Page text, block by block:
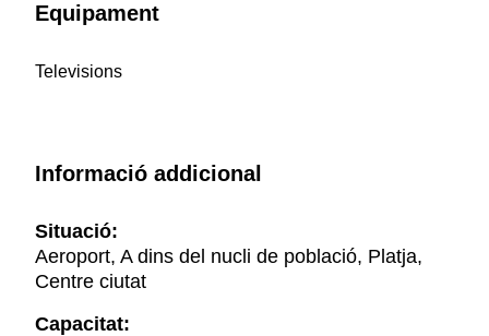
Equipament
Televisions
Informació addicional
Situació:
Aeroport, A dins del nucli de població, Platja,
Centre ciutat
Capacitat: